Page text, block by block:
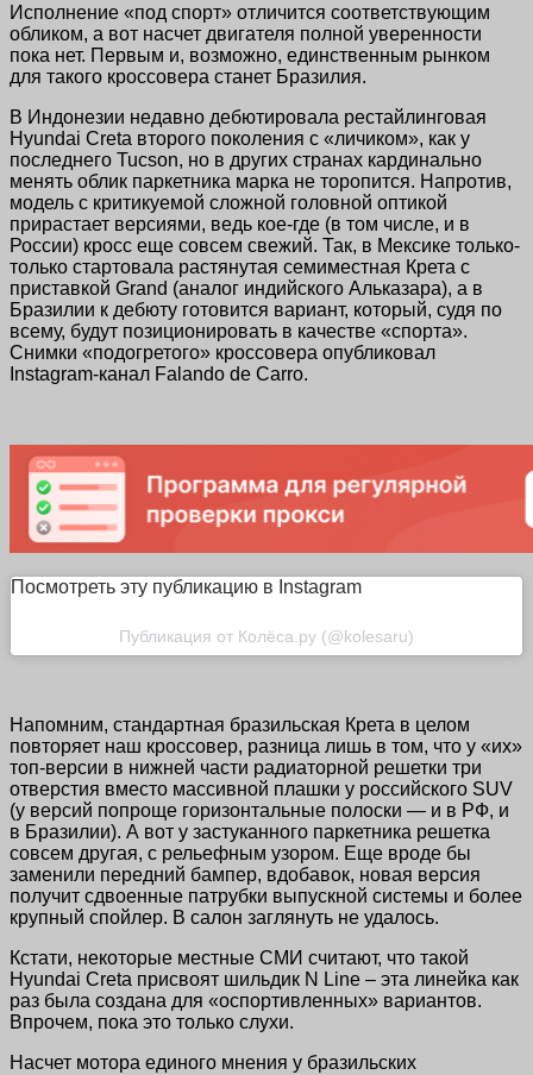
Исполнение «под спорт» отличится соответствующим
обликом, а вот насчет двигателя полной уверенности
пока нет. Первым и, возможно, единственным рынком
для такого кроссовера станет Бразилия.
В Индонезии недавно дебютировала рестайлинговая
Hyundai Creta второго поколения с «личиком», как у
последнего Tucson, но в других странах кардинально
менять облик паркетника марка не торопится. Напротив,
модель с критикуемой сложной головной оптикой
прирастает версиями, ведь кое-где (в том числе, и в
России) кросс еще совсем свежий. Так, в Мексике только-
только стартовала растянутая семиместная Крета с
приставкой Grand (аналог индийского Альказара), а в
Бразилии к дебюту готовится вариант, который, судя по
всему, будут позиционировать в качестве «спорта».
Снимки «подогретого» кроссовера опубликовал
Instagram-канал Falando de Carro.
Посмотреть эту публикацию в Instagram
Публикация от Колёса.ру (@kolesaru)
Напомним, стандартная бразильская Крета в целом
повторяет наш кроссовер, разница лишь в том, что у «их»
топ-версии в нижней части радиаторной решетки три
отверстия вместо массивной плашки у российского SUV
(у версий попроще горизонтальные полоски — и в РФ, и
в Бразилии). А вот у застуканного паркетника решетка
совсем другая, с рельефным узором. Еще вроде бы
заменили передний бампер, вдобавок, новая версия
получит сдвоенные патрубки выпускной системы и более
крупный спойлер. В салон заглянуть не удалось.
Кстати, некоторые местные СМИ считают, что такой
Hyundai Creta присвоят шильдик N Line – эта линейка как
раз была создана для «оспортивленных» вариантов.
Впрочем, пока это только слухи.
Насчет мотора единого мнения у бразильских